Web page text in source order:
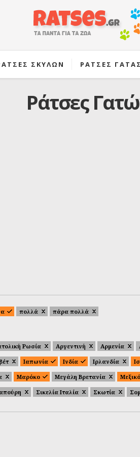
ΣΚΥΛΩΝ ΡΑΤΣΕΣ ΓΑΤΑΣ
Ράτσες
πολλά πάρα πολλά
Ρωσία Αργεντινή Αρμενία
Ιαπωνία Ινδία Ιρλανδία
Μαρόκο Μεγάλη Βρετανία Μεξικό
Σικελία Ιταλία Σκωτία